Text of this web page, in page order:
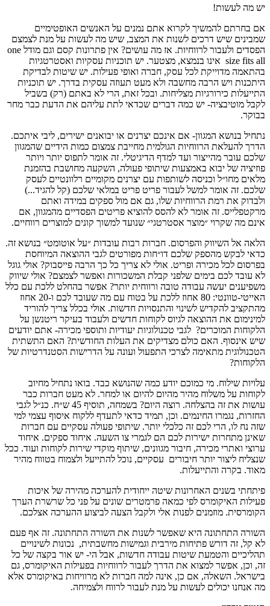
יש מה לעשות!
אם בחרתם להמשיך לקרוא אתם נמנים על האנשים האופטימיים
שמבינים שיש דרכים לשנות את המצב, שיש מה לעשות על מנת לצמצם
הפסדים ולעבור לרווחיות. אז מה עושים? אין פתרונות קסם וגם מודל one
size fits all אינו בנמצא, מצטער. יש תוכניות עסקיות ואסטרטגיות
בהתאמה מדוייקת לכל עסק, חברה ואופי פעילות. יש שיטות לבדיקת
היתכנות ויש הרבה מחשבה ולא מעט תעוזה עסקית בדרך. יש תוכניות
התייעלות כירורגיות מצליחות. ובכל זאת, הרי לא באתם (רק) בשביל
לקבל מוטיבציה- יש כמה דברים שכדאי לתת עליהם את הדעת כבר מחר
בבוקר.
נתחיל בנושא המגוון- אם אינכם יצרנים או יבואנים ישירים, ליבי איתכם.
הדרך להעלאת הרווחיות הגולמית מחייבת צמצום כמות הידיים שהמגוון
שלכם עובר מהייצור ועד למדף הדיגיטלי. זה אומר לתפוס יותר ויותר
פוזיציה של יבוא באמצעות שיתופי פעולה, השקעה מחושבת בהזמנת
מלאים מחו״ל וכניסה לשותפות עם יצרנים מקומיים רלוונטיים לעסק
שלכם. זה אומר למשל לעבור פריט פריט במלאי שלכם (קל להגיד...)
ולבדוק את רמת הרווחיות שלו, גם אם מול ספקים במידה ואתם
מרקטפלייס. זה אומר לא להסס להוציא פריטים הפסדיים מהמגוון, אם
אינם מה שקרוי ״מוצר אסטרטגי״ שנועד למשוך קונים למוצרים רווחיים.
הלאה אל השיווק והפרסום. חברות רבות עובדות ״על אוטומט״ בנושא זה.
כדאי לבקש מהספק שלכם דו״חות מפורטים לגבי ההוצאה המיוחסת
בפרסום לכל מכירה ופריט. אולי לא צריך כל כך הרבה פייסבוק? אולי גוגל
לא עובד לכם בימים שלפני קבלת המשכורות ואפשר לצמצם? אולי שיווק
משפיענים יעשה עבודה טובה ורווחית יותר? אפשר בהחלט ללכת עם כלל
האייטי-טוונטי: 80 אחוז ללכת על בטוח עם מה שעובד לכם ו-20 אחוז
מהתקציב להקדיש לשינוי והתנסויות חדשות. אולי בכלל צריך להוריד
למינימום את ההוצאה לגיוס לקוחות חדשים ולעבוד בעיקר ריטנשן על
הלקוחות המוכרים? לגבי טכנולוגיות יעודיות ותוספי מכירה- אתם יודעים
שיש אינסוף. האם כולם מצדיקים את העלות החודשית? האם התשתית
הטכנולוגית מתאימה לצרכי התפעול ועונה על הדרישות הסטנדרטיות של
הלקוחות?
עלויות שילוח. מי כמוכם יודע כמה שהנושא כבד. בואו נתחיל מחיוב
לקוחות על משלוח מהיר מהיום להיום או למחר. לא מעט חברות כבר
עושות את זה בהצלחה. רוצה היום? בשמחה, תוסיף 45 ש״ח. כנ״ל לגבי
החזרות, נגמרו החינמים. וכן, תמיד כדאי לתעדף ללקוח איסוף עצמי למי
שזה נח לו, הרי לכם זה כלכלי יותר. שיתופי פעולה עסקיים עם חברות
שאינן מתחרות ישירות לכם הם לגמרי צו השעה. איחוד ספקים. איחוד
ערוצי ואתרי מכירה, חיבור מגוונים, שיתוף מוקדי שירות לקוחות ועוד. ככל
שנצליח ליצור יותר חיבורים עסקיים, נוכל להתייעל ולצמוח בטווח מהיר
מאוד. בקרה והתייעלות.
פיתחתי בשנים האחרונות שיטה ייחודית להערכה מהירה של איכות
פעילות האיקומרס לפי כמאה פרמטרים שונים על פני כל שרשרת הערך
הקומרסית. מוזמנים לפנות אלי ולקבל הצעה לביצוע ההערכה אצלכם.
השורה התחתונה היא שאפשר לשנות את השורה התחתונה. זה אף פעם
לא קל, זה דורש פתיחות מירבית וגמישות מחשבתית, נכונות לשינויים
תהליכיים והטמעת שיטות עבודה חדשות, אבל הי- יש אור בקצה של כל
זה, וכן, אפשר למצוא את הדרך לעבור לרווחיות בפעילות האיקומרס, גם
בישראל. השאלה, אם כן, אינה למה חברות לא מרוויחות באיקומרס אלא
מה אנחנו יכולים לעשות על מנת לעבור לרווח ולצמיחה.